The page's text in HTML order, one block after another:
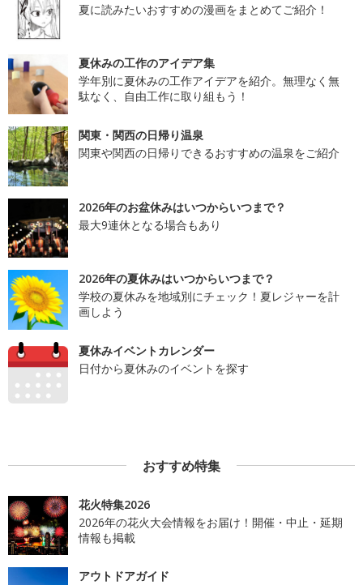
夏に読みたいおすすめの漫画をまとめてご紹介！
夏休みの工作のアイデア集
学年別に夏休みの工作アイデアを紹介。無理なく無
駄なく、自由工作に取り組もう！
関東・関西の日帰り温泉
関東や関西の日帰りできるおすすめの温泉をご紹介
2026年のお盆休みはいつからいつまで？
最大9連休となる場合もあり
2026年の夏休みはいつからいつまで？
学校の夏休みを地域別にチェック！夏レジャーを計
画しよう
夏休みイベントカレンダー
日付から夏休みのイベントを探す
おすすめ特集
花火特集2026
2026年の花火大会情報をお届け！開催・中止・延期
情報も掲載
アウトドアガイド